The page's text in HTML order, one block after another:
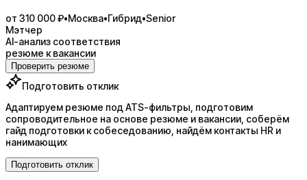
от 310 000 ₽•Москва•Гибрид•Senior
Мэтчер
AI-анализ соответствия
резюме к вакансии
Проверить резюме
Подготовить отклик
Адаптируем резюме под ATS-фильтры, подготовим
сопроводительное на основе резюме и вакансии, соберём
гайд подготовки к собеседованию, найдём контакты HR и
нанимающих
Подготовить отклик